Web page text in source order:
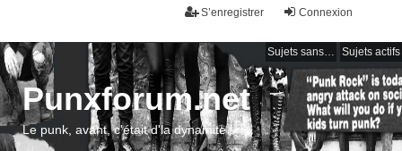
Connexion
S’enregistrer
Sujets sans réponse Sujets actifs
Punxforum.net
Le punk, avant, c'était d'la dynamite !